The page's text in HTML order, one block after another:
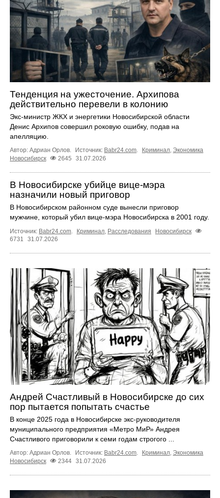
Тенденция на ужесточение. Архипова
действительно перевели в колонию
Экс‑министр ЖКХ и энергетики Новосибирской области
Денис Архипов совершил роковую ошибку, подав на
апелляцию.
Автор: Адриан Орлов. Источник: Babr24.com Криминал Экономика
Новосибирск
2645 31.07.2026
В Новосибирске убийце вице-мэра
назначили новый приговор
В Новосибирском районном суде вынесли приговор
мужчине, который убил вице-мэра Новосибирска в 2001 году.
Источник: Babr24.com. Криминал, Расследования
Новосибирск
6731
31.07.2026
Андрей Счастливый в Новосибирске до сих
пор пытается попытать счастье
В конце 2025 года в Новосибирске экс‑руководителя
муниципального предприятия «Метро МиР» Андрея
Счастливого приговорили к семи годам строгого ...
Автор: Адриан Орлов. Источник: Babr24.com Криминал Экономика
Новосибирск
2344 31.07.2026